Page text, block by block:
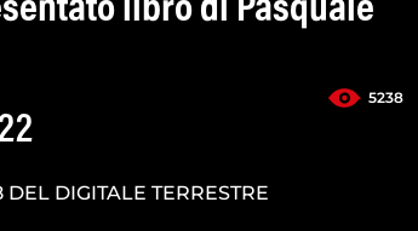
libro di Pasquale
5238
DIGITALE TERRESTRE